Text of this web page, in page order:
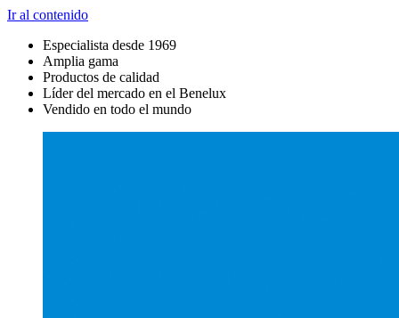
Ir al contenido
Especialista desde 1969
Amplia gama
Productos de calidad
Líder del mercado en el Benelux
Vendido en todo el mundo